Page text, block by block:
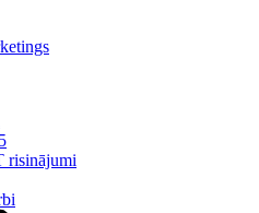
risinājumi